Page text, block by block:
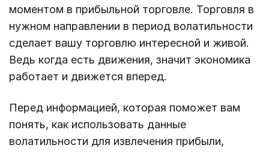
моментом в прибыльной торговле. Торговля в
нужном направлении в период волатильности
сделает вашу торговлю интересной и живой.
Ведь когда есть движения, значит экономика
работает и движется вперед.
Перед информацией, которая поможет вам
понять, как использовать данные
волатильности для извлечения прибыли,